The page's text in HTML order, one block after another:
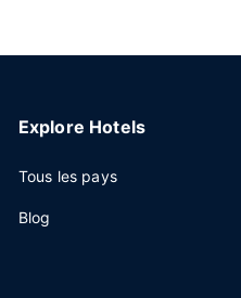
Explore Hotels
Tous les pays
Blog